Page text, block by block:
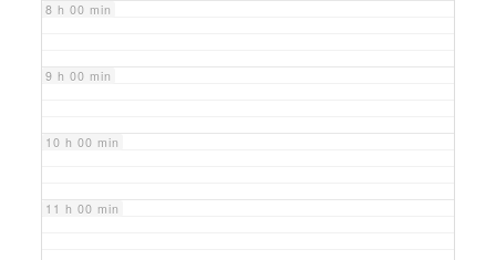
8 h 00 min
9 h 00 min
10 h 00 min
11 h 00 min